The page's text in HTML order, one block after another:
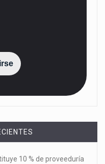
10 % de proveeduría